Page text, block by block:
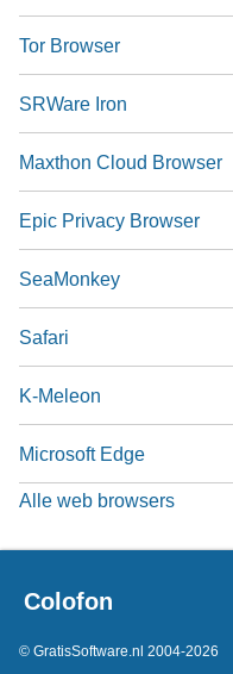
Tor Browser
SRWare Iron
Maxthon Cloud Browser
Epic Privacy Browser
SeaMonkey
Safari
K-Meleon
Microsoft Edge
Alle web browsers
Colofon
© GratisSoftware.nl 2004-2026